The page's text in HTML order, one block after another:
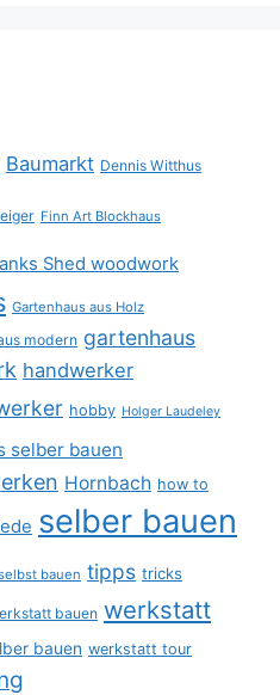
Baumarkt Dennis Witthus
Finn Art Blockhaus
Shed woodwork
Gartenhaus aus Holz
modern gartenhaus
handwerker
hobby Holger Laudeley
selber bauen
Hornbach how to
selber bauen
bauen tipps tricks
bauen werkstatt
bauen werkstatt tour